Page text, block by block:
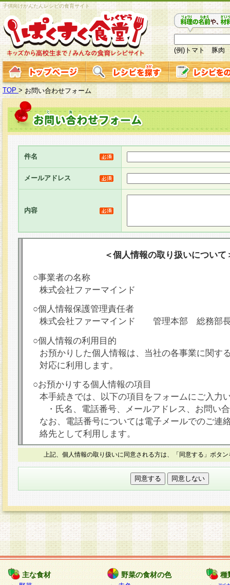
子供向けかんたんレシピの食育サイト
(例)トマト 豚肉
TOP > お問い合わせフォーム
件名
メールアドレス
内容
＜個人情報の取り扱いについて
○事業者の名称
株式会社ファーマインド
○個人情報保護管理責任者
株式会社ファーマインド 管理本部 総務部
○個人情報の利用目的
お預かりした個人情報は、当社の各事業に関す
対応に利用します。
○お預かりする個人情報の項目
本手続きでは、以下の項目をフォームにご入力
・氏名、電話番号、メールアドレス、お問い
なお、電話番号については電子メールでのご連
絡先として利用します。
○本人が容易に認識できない方法による個人情報
本フォームでは、セッション管理のためCookie
○個人情報の第三者提供について
力いただく個人情報は第三者に提供しません。
○個人情報の委託について
個人情報の取り扱いを外部に委託する場合は、
情報管理基準を満たす企業を選定して委託を行
が行われるよう監督します。
上記、個人情報の取り扱いに同意される方は、「同意する」ボタ
主な食材 野菜の食材の色 種